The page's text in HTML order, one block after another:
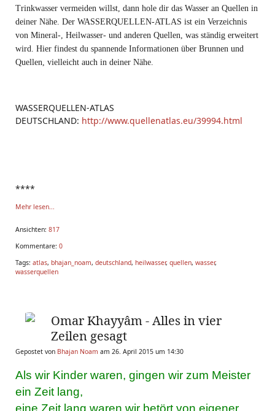
Trinkwasser vermeiden willst, dann hole dir das Wasser an Quellen in
deiner Nähe. Der WASSERQUELLEN-ATLAS ist ein Verzeichnis
von Mineral-, Heilwasser- und anderen Quellen, was ständig erweitert
wird. Hier findest du spannende Informationen über Brunnen und
Quellen, vielleicht auch in deiner Nähe.
WASSERQUELLEN-ATLAS
DEUTSCHLAND: http://www.quellenatlas.eu/39994.html
****
Mehr lesen...
Ansichten: 817
Kommentare: 0
Tags: atlas, bhajan_noam, deutschland, heilwasser, quellen, wasser,
wasserquellen
Omar Khayyâm - Alles in vier
Zeilen gesagt
Gepostet von Bhajan Noam am 26. April 2015 um 14:30
Als wir Kinder waren, gingen wir zum Meister
ein Zeit lang,
eine Zeit lang waren wir betört von eigener